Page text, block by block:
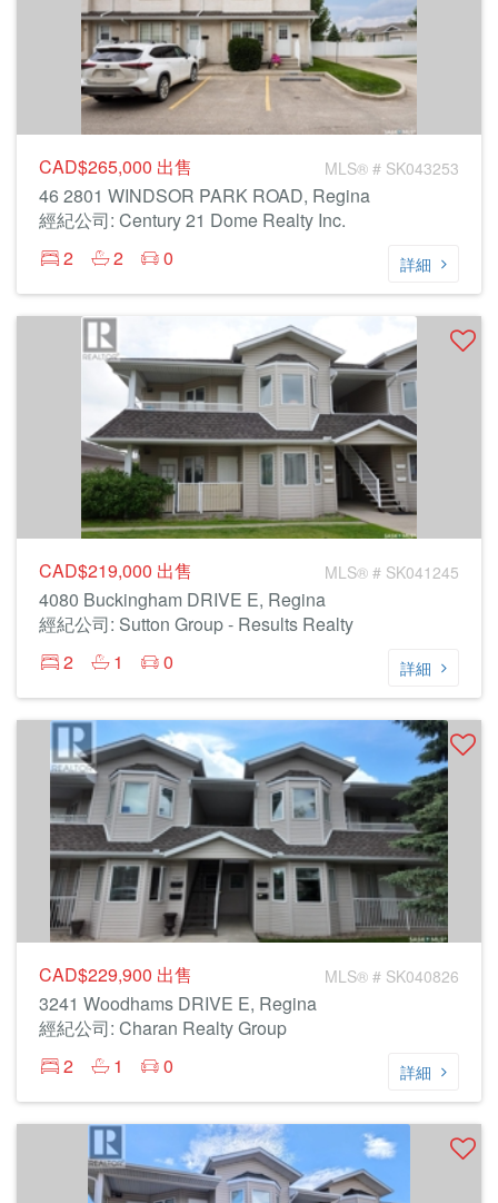
CAD$265,000 出售 MLS® # SK043253
46 2801 WINDSOR PARK ROAD, Regina
經紀公司: Century 21 Dome Realty Inc.
2
2 0 詳細
CAD$219,000 出售 MLS® # SK041245
4080 Buckingham DRIVE E, Regina
經紀公司: Sutton Group - Results Realty
2
1 0 詳細
CAD$229,900 出售 MLS® # SK040826
3241 Woodhams DRIVE E, Regina
經紀公司: Charan Realty Group
2
1 0 詳細